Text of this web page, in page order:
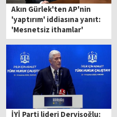
Akın Gürlek'ten AP'nin
'yaptırım' iddiasına yanıt:
'Mesnetsiz ithamlar'
İYİ Parti lideri Dervişoğlu: